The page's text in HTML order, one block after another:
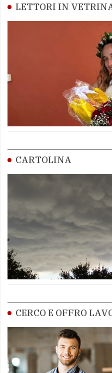
LETTORI IN
CARTOLINA
CERCO E OFFRO